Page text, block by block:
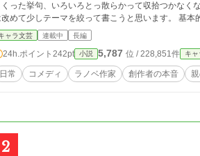
った挙句、いろいろとっ散らかって収拾つかなく
て少しテーマを絞って書こうと思います。 基本的には＜創作者の本音＞をメインにしていく予定です。 もっとも、また暴走す
る可能性が高いですが。 なろうとカクヨムでも同
ャラ文芸 連載中 長編
24h.ポイント 242pt 小説 5,787 位 / 228,851件 キ
日常 コメディ ラノベ作家 創作者の本音
2